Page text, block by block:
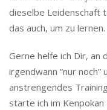
dieselbe Leidenschaft
das auch, um zu lernen.
Gerne helfe ich Dir, an
irgendwann “nur
anstrengendes
starte ich im